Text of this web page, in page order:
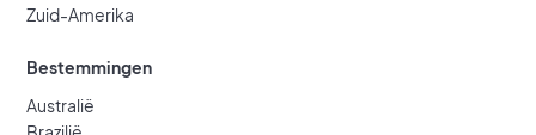
Zuid-Amerika
Bestemmingen
Australië